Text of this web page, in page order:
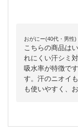
おがにー(40代・男性)
こちらの商品は
れにくい汗シミ
吸水率が特徴で
す。汗のニオイ
も使いやすく、